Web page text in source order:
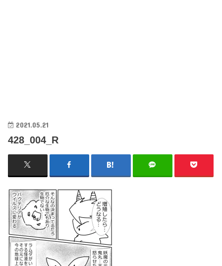
2021.05.21
428_004_R